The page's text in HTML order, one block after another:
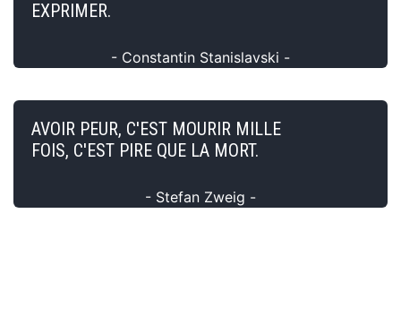
EXPRIMER.
- Constantin Stanislavski -
AVOIR PEUR, C'EST MOURIR MILLE
FOIS, C'EST PIRE QUE LA MORT.
- Stefan Zweig -